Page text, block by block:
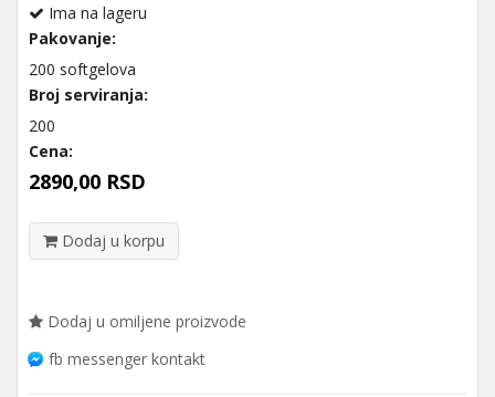
Ima na lageru
Pakovanje:
200 softgelova
Broj serviranja:
200
Cena:
2890,00 RSD
Dodaj u korpu
Dodaj u omiljene proizvode
fb messenger kontakt